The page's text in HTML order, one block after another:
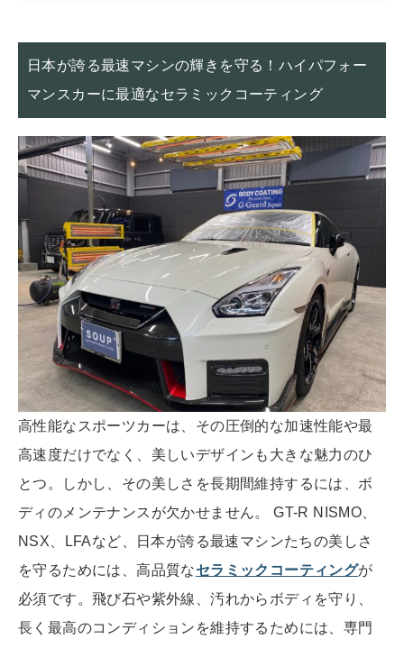
日本が誇る最速マシンの輝きを守る！ハイパフォー
マンスカーに最適なセラミックコーティング
高性能なスポーツカーは、その圧倒的な加速性能や最
高速度だけでなく、美しいデザインも大きな魅力のひ
とつ。しかし、その美しさを長期間維持するには、ボ
ディのメンテナンスが欠かせません。 GT-R NISMO、
NSX、LFAなど、日本が誇る最速マシンたちの美しさ
を守るためには、高品質なセラミックコーティングが
必須です。飛び石や紫外線、汚れからボディを守り、
長く最高のコンディションを維持するためには、専門